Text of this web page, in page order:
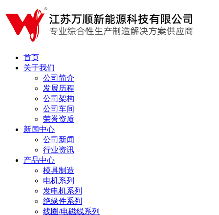
首页
关于我们
公司简介
发展历程
公司架构
公司车间
荣誉资质
新闻中心
公司新闻
行业资讯
产品中心
模具制造
电机系列
发电机系列
绝缘件系列
线圈/电磁线系列